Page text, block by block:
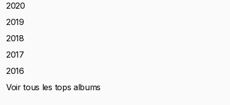
2020
2019
2018
2017
2016
Voir tous les tops albums